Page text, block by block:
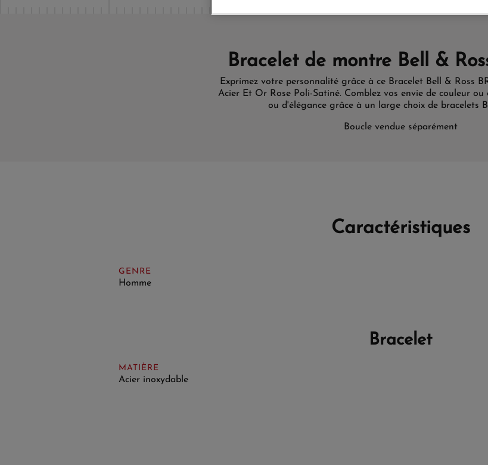
Bracelet de montre Bell &
Exprimez votre personnalité grâce à ce Bracelet Bell & Ross
Acier Et Or Rose Poli-Satiné. Comblez vos envie de couleur
ou d'élégance grâce à un large choix de bracelets
Boucle vendue séparément
Caractéristiques
GENRE
Homme
Bracelet
MATIÈRE
Acier inoxydable